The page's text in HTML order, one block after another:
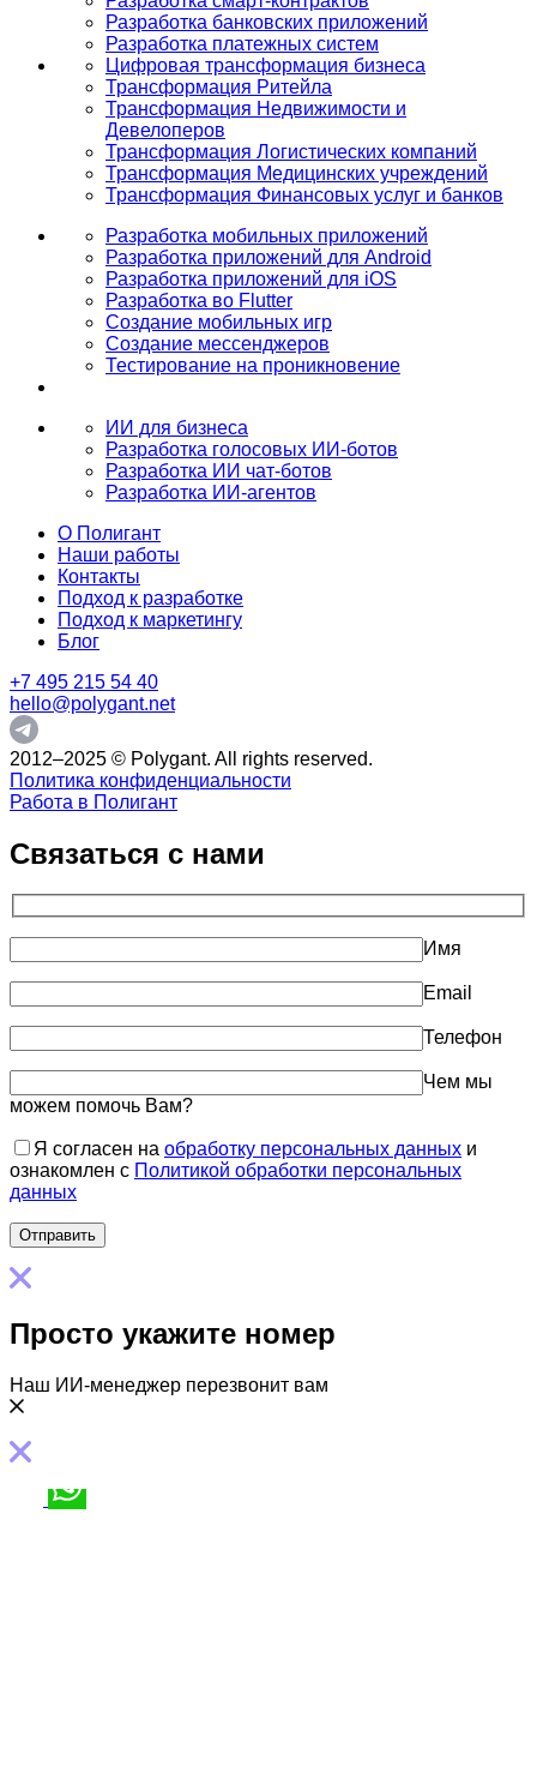
Разработка банковских приложений
Разработка платежных систем
Цифровая трансформация бизнеса
Трансформация Ритейла
Трансформация Недвижимости и
Девелоперов
Трансформация Логистических компаний
Трансформация Медицинских учреждений
Трансформация Финансовых услуг и банков
Разработка мобильных приложений
Разработка приложений для Android
Разработка приложений для iOS
Разработка во Flutter
Создание мобильных игр
Создание мессенджеров
Тестирование на проникновение
ИИ для бизнеса
Разработка голосовых ИИ-ботов
Разработка ИИ чат-ботов
Разработка ИИ-агентов
О Полигант
Наши работы
Контакты
Подход к разработке
Подход к маркетингу
Блог
+7 495 215 54 40
hello@polygant.net
2012–2025 © Polygant. All rights reserved.
Политика конфиденциальности
Работа в Полигант
Связаться с нами
Имя
Email
Телефон
Чем мы
можем помочь Вам?
Я согласен на обработку персональных данных и
ознакомлен с Политикой обработки персональных
данных
Просто укажите номер
Наш ИИ-менеджер перезвонит вам